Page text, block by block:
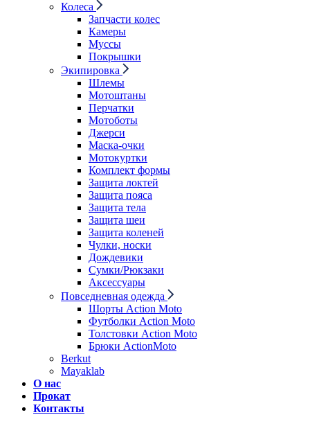
Колеса
Запчасти колес
Камеры
Муссы
Покрышки
Экипировка
Шлемы
Мотоштаны
Перчатки
Мотоботы
Джерси
Маска-очки
Мотокуртки
Комплект формы
Защита локтей
Защита пояса
Защита тела
Защита шеи
Защита коленей
Чулки, носки
Дождевики
Сумки/Рюкзаки
Аксессуары
Повседневная одежда
Шорты Action Moto
Футболки Action Moto
Толстовки Action Moto
Брюки ActionMoto
Berkut
Mayaklab
О нас
Прокат
Контакты